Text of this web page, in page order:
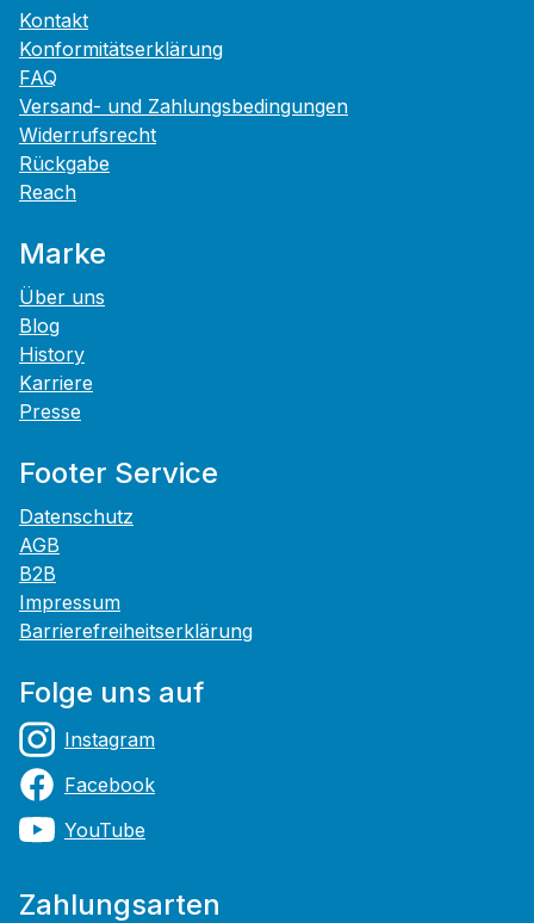
Kontakt
Konformitätserklärung
FAQ
Versand- und Zahlungsbedingungen
Widerrufsrecht
Rückgabe
Reach
Marke
Über uns
Blog
History
Karriere
Presse
Footer Service
Datenschutz
AGB
B2B
Impressum
Barrierefreiheitserklärung
Folge uns auf
Instagram
Facebook
YouTube
Zahlungsarten